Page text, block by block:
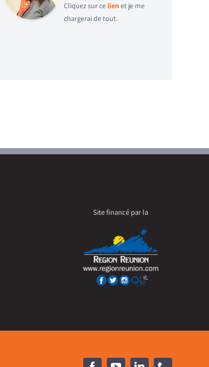
Cliquez sur ce lien et je me
chargerai de tout.
Site financé par la